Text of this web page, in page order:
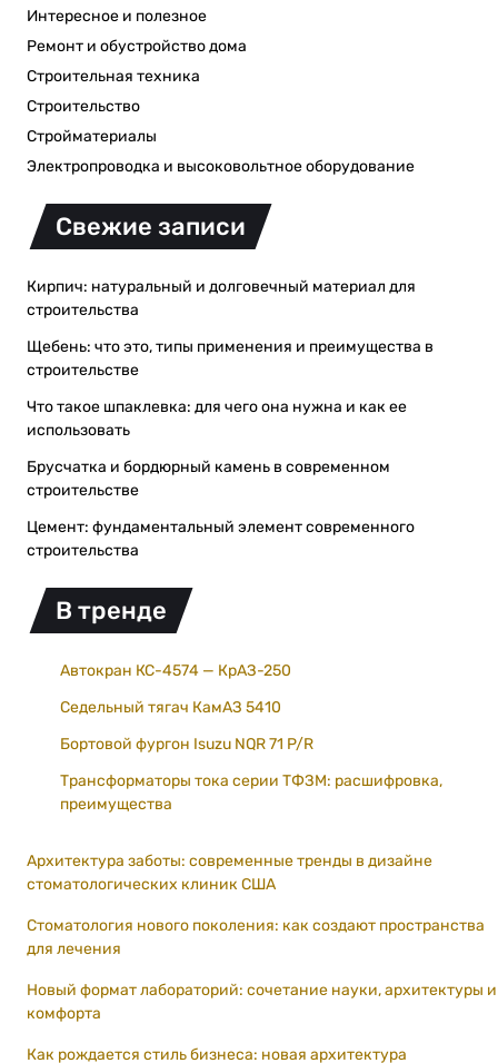
Интересное и полезное
Ремонт и обустройство дома
Строительная техника
Строительство
Стройматериалы
Электропроводка и высоковольтное оборудование
Свежие записи
Кирпич: натуральный и долговечный материал для
строительства
Щебень: что это, типы применения и преимущества в
строительстве
Что такое шпаклевка: для чего она нужна и как ее
использовать
Брусчатка и бордюрный камень в современном
строительстве
Цемент: фундаментальный элемент современного
строительства
В тренде
Автокран КС-4574 — КрАЗ-250
Седельный тягач КамАЗ 5410
Бортовой фургон Isuzu NQR 71 P/R
Трансформаторы тока серии ТФЗМ: расшифровка,
преимущества
Архитектура заботы: современные тренды в дизайне
стоматологических клиник США
Стоматология нового поколения: как создают пространства
для лечения
Новый формат лабораторий: сочетание науки, архитектуры и
комфорта
Как рождается стиль бизнеса: новая архитектура